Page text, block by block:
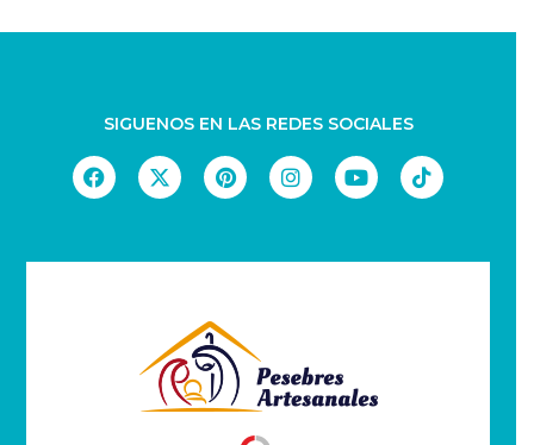
SIGUENOS EN LAS REDES SOCIALES